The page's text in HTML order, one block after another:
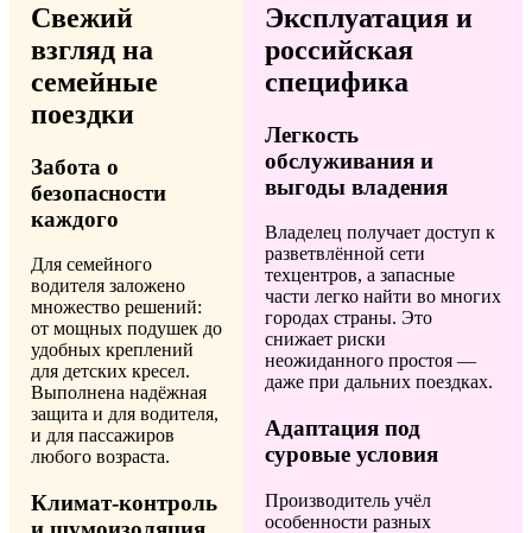
Свежий
взгляд на
семейные
поездки
Забота о
безопасности
каждого
Для семейного
водителя заложено
множество решений:
от мощных подушек до
удобных креплений
для детских кресел.
Выполнена надёжная
защита и для водителя,
и для пассажиров
любого возраста.
Климат-контроль
Эксплуатация и
российская
специфика
Легкость
обслуживания и
выгоды владения
Владелец получает доступ к
разветвлённой сети
техцентров, а запасные
части легко найти во многих
городах страны. Это
снижает риски
неожиданного простоя —
даже при дальних поездках.
Адаптация под
суровые условия
Производитель учёл
особенности разных